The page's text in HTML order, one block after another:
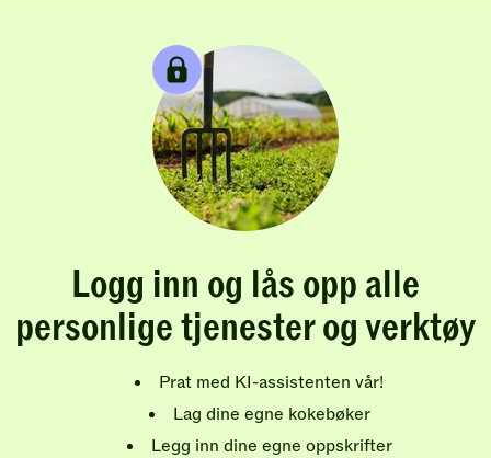
Logg inn og lås opp alle
personlige tjenester og verktøy
Prat med KI-assistenten vår!
Lag dine egne kokebøker
Legg inn dine egne oppskrifter